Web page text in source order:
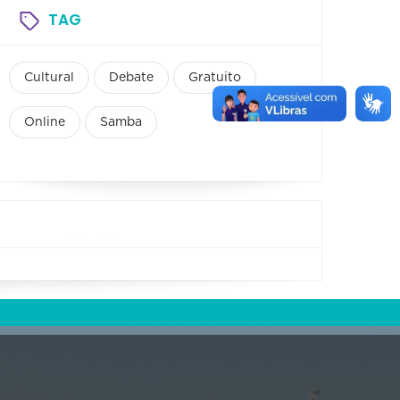
TAG
Cultural Debate Gratuito
Online Samba